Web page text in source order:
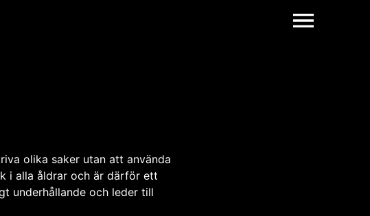
olika saker utan att använda
i alla åldrar och är därför ett
underhållande och leder till